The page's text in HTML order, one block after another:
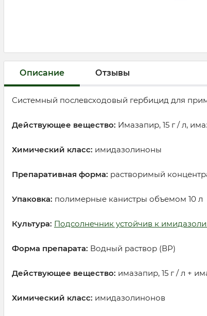
Описание Отзывы
Системный послевсходовый гербицид для
Действующее вещество: Имазапир, 15 г / л,
Химический класс: имидазолиноны
Препаративная форма: растворимый
Упаковка: полимерные канистры объемом 10 л
Культура: Подсолнечник устойчив к
Форма препарата: Водный раствор (ВР)
Действующее вещество: имазапир, 15 г / л +
Химический класс: имидазолинонов